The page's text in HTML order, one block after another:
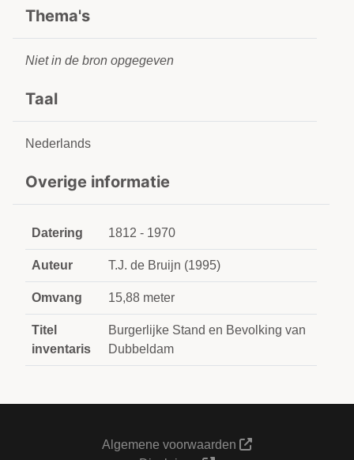
Thema's
Niet in de bron opgegeven
Taal
Nederlands
Overige informatie
Datering 1812 - 1970
Auteur T.J. de Bruijn (1995)
Omvang 15,88 meter
Titel
inventaris
Burgerlijke Stand en Bevolking van
Dubbeldam
Algemene voorwaarden